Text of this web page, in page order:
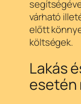
várható
előtt
költségek.
Lakás
esetén